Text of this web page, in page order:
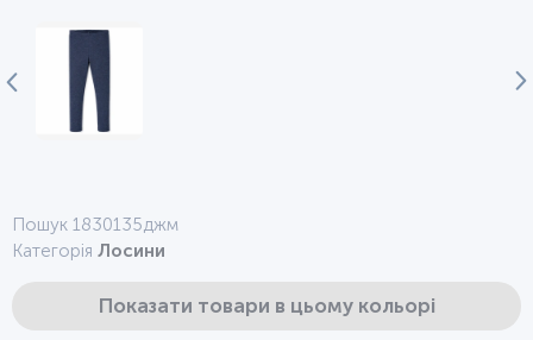
Пошук 1830135джм
Категорія Лосини
Показати товари в цьому кольорі